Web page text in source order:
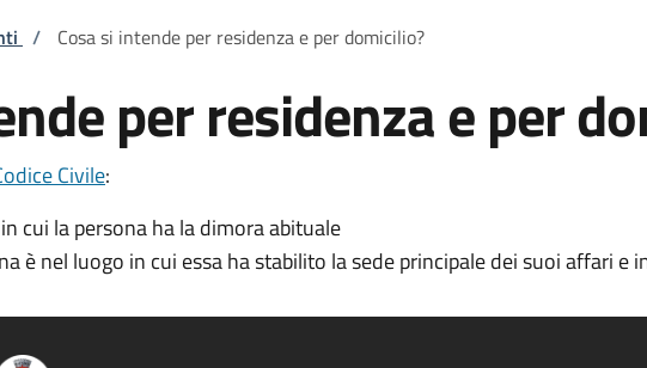
/ Cosa si intende per residenza e per domicilio?
per residenza e per
Civile:
cui la persona ha la dimora abituale
è nel luogo in cui essa ha stabilito la sede principale dei suoi affari e